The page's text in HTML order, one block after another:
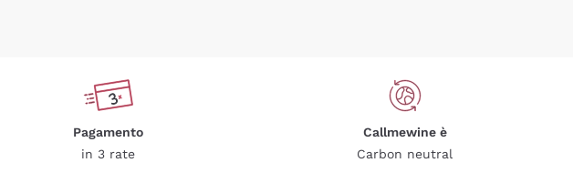
Pagamento
in 3 rate
Callmewine è
Carbon neutral